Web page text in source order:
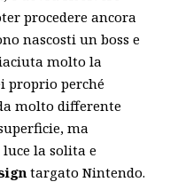
procedere ancora
nascosti un boss e
molto la
proprio perché
molto differente
ma
la solita e
targato Nintendo.